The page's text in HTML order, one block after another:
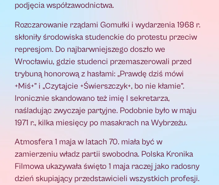
podjęcia współzawodnictwa.
Rozczarowanie rządami Gomułki i wydarzenia 1968 r.
skłoniły środowiska studenckie do protestu przeciw
represjom. Do najbarwniejszego doszło we
Wrocławiu, gdzie studenci przemaszerowali przed
trybuną honorową z hasłami: „Prawdę dziś mówi
+Miś+” i „Czytajcie +Świerszczyk+, bo nie kłamie”.
Ironicznie skandowano też imię I sekretarza,
naśladując zwyczaje partyjne. Podobnie było w maju
1971 r., kilka miesięcy po masakrach na Wybrzeżu.
Atmosfera 1 maja w latach 70. miała być w
zamierzeniu władz partii swobodna. Polska Kronika
Filmowa ukazywała święto 1 maja raczej jako radosny
dzień skupiający przedstawicieli wszystkich profesji.